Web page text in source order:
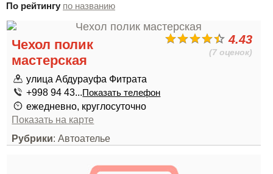
По рейтингу по названию
4.43
(7 оценок)
Чехол полик
мастерская
улица Абдурауфа Фитрата
+998 94 43...Показать телефон
ежедневно, круглосуточно
Показать на карте
Рубрики: Автоателье